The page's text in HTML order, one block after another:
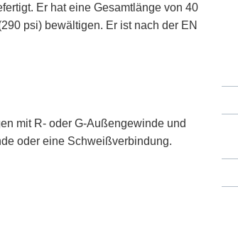
Er hat eine Gesamtlänge von 40
psi) bewältigen. Er ist nach der EN
mit R- oder G-Außengewinde und
oder eine Schweißverbindung.